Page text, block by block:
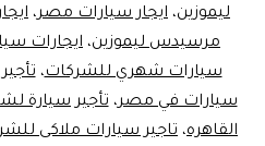
ليموزين، ايجار سيارات مصر،
مرسيدس ليموزين، ايجارات
سيارات شهري للشركات،
سيارات في مصر،تأجير سيارة
القاهره، تاجير سيارات ملاكى